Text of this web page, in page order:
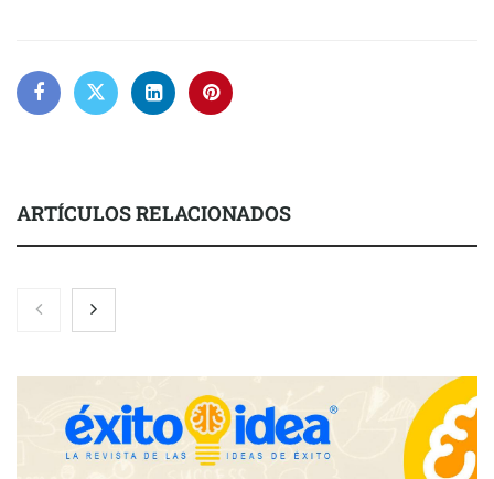
ARTÍCULOS RELACIONADOS
COMPALISS de LYSOTRIC: cuando un solo producto multiplica
las posibilidades del salón profesional
Fundación Mapfre y CISE lanzan el concurso ‘Talento Sénior’
para impulsar ideas innovadoras creadas por y para mayores
de 50 años